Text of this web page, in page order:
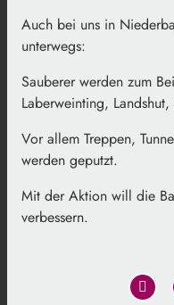
Auch bei uns in
unterwegs:
Sauberer werden zum
Laberweinting,
Vor allem Treppen,
werden geputzt.
Mit der Aktion will die
verbessern.